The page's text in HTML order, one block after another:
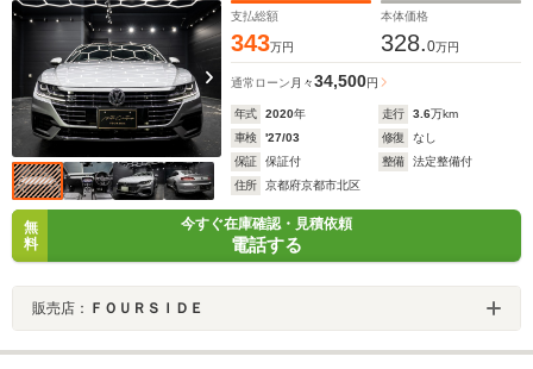
セグTV シートヒーター ACC 保証書取説スペアキー
支払総額
343万円
本体価格
328.0万円
通常ローン 月々34,500円
年式 2020年 走行 3.6万km
車検
'27/03 修復
なし
保証
保証付 整備
法定整備付
住所
京都府京都市北区
無
料
今すぐ在庫確認・見積依頼
電話する
販売店： ＦＯＵＲＳＩＤＥ